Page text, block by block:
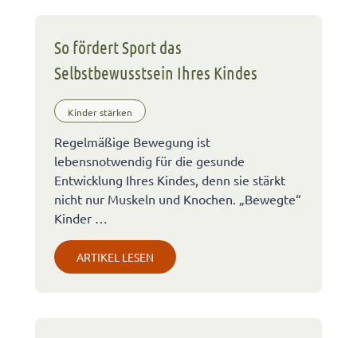
So fördert Sport das
Selbstbewusstsein Ihres Kindes
Kinder stärken
Regelmäßige Bewegung ist
lebensnotwendig für die gesunde
Entwicklung Ihres Kindes, denn sie stärkt
nicht nur Muskeln und Knochen. „Bewegte“
Kinder …
ARTIKEL LESEN